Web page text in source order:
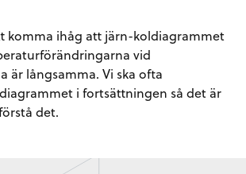
komma ihåg att järn-koldiagrammet
vid
är långsamma. Vi ska ofta
i fortsättningen så det är
det.